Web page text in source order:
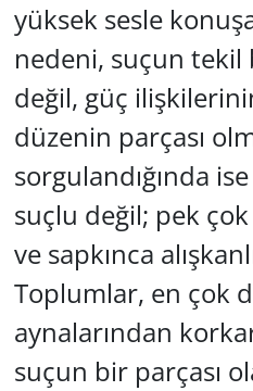
yüksek sesle
nedeni, suçun tekil
değil, güç
düzenin parçası
sorgulandığında
suçlu değil; pek çok
ve sapkınca
Toplumlar, en çok
aynalarından
suçun bir parçası